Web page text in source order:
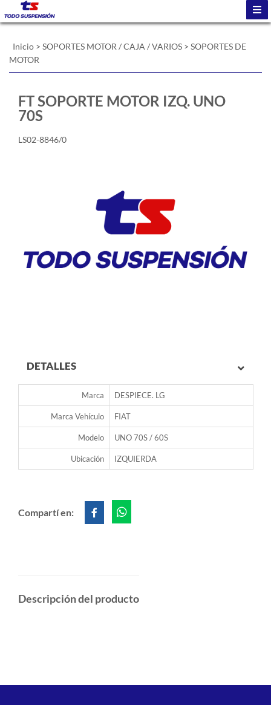
Inicio > SOPORTES MOTOR / CAJA / VARIOS > SOPORTES DE
MOTOR
FT SOPORTE MOTOR IZQ. UNO
70S
LS02-8846/0
DETALLES
Marca DESPIECE. LG
Marca Vehículo FIAT
Modelo UNO 70S / 60S
Ubicación IZQUIERDA
Compartí en:
Descripción del producto